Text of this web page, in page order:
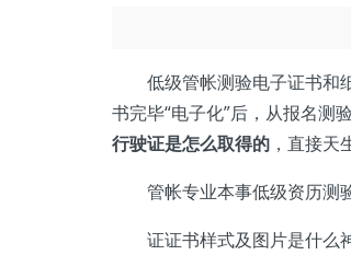
低级管帐测验电子证书和纸
书完毕“电子化”后，从报名测
行驶证是怎么取得的 ，直接天
管帐专业本事低级资历测验
证证书样式及图片是什么神